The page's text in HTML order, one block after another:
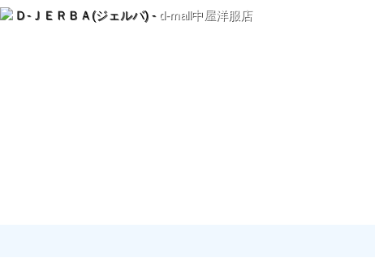
Ｄ-ＪＥＲＢＡ(ジェルバ) - d-mall中屋洋服店